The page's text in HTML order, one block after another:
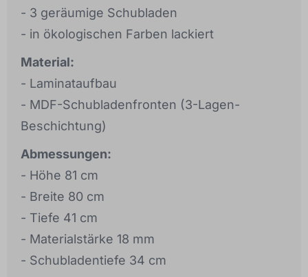
- 3 geräumige Schubladen
- in ökologischen Farben lackiert
Material:
- Laminataufbau
- MDF-Schubladenfronten (3-Lagen-
Beschichtung)
Abmessungen:
- Höhe 81 cm
- Breite 80 cm
- Tiefe 41 cm
- Materialstärke 18 mm
- Schubladentiefe 34 cm